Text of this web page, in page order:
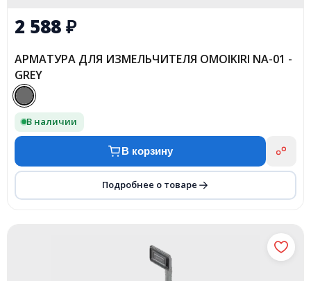
2 588₽
АРМАТУРА ДЛЯ ИЗМЕЛЬЧИТЕЛЯ OMOIKIRI NA-01 -
GREY
В наличии
В корзину
Подробнее о товаре